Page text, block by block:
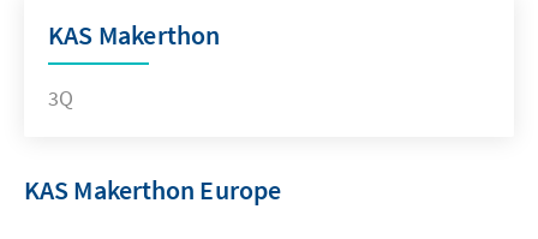
KAS Makerthon
3Q
KAS Makerthon Europe